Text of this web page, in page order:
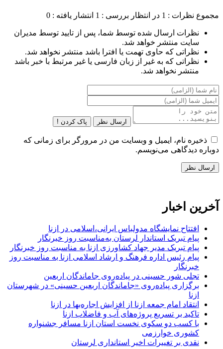
مجموع نظرات : 1 در انتظار بررسی : 1 انتشار یافته : 0
نظرات ارسال شده توسط شما، پس از تایید توسط مدیران
سایت منتشر خواهد شد.
نظراتی که حاوی تهمت یا افترا باشد منتشر نخواهد شد.
نظراتی که به غیر از زبان فارسی یا غیر مرتبط با خبر باشد
منتشر نخواهد شد.
ارسال نظر پاک کردن !
ذخیره نام، ایمیل و وبسایت من در مرورگر برای زمانی که
دوباره دیدگاهی می‌نویسم.
آخرین اخبار
افتتاح نمایشگاه مدولباس ایرانی،اسلامی در ازنا
پیام تبریک استاندار لرستان به‌مناسبت روز خبرنگار
پیام تبریک مدیر جهاد کشاورزی ازنا به مناسبت روز خبرنگار
پیام رئیس اداره فرهنگ و ارشاد اسلامی ازنا به مناسبت روز
خبرنگار
تجلی شور حسینی در پیاده‌روی جاماندگان اربعین
برگزاری پیاده‌روی «جاماندگان اربعین حسینی» در شهرستان
ازنا
انتقاد امام جمعه ازنا از افزایش اجاره‌بها در ازنا
تاکید بر تسریع پروژه‌های آب و فاضلاب ازنا
با کسب دو سکوی نخست استان ازنا مسافر جشنواره
کشوری خوارزمی
نقدی بر تغییرات اخیر استانداری لرستان